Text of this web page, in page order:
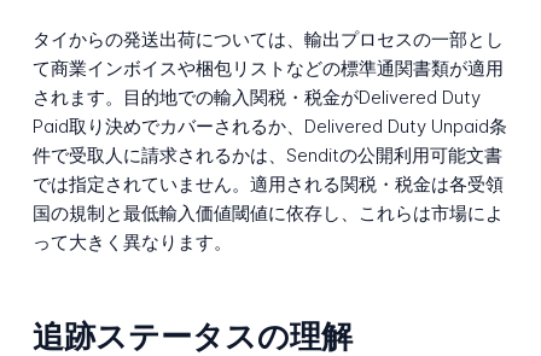
タイからの発送出荷については、輸出プロセスの一部とし
て商業インボイスや梱包リストなどの標準通関書類が適用
されます。目的地での輸入関税・税金がDelivered Duty
Paid取り決めでカバーされるか、Delivered Duty Unpaid条
件で受取人に請求されるかは、Senditの公開利用可能文書
では指定されていません。適用される関税・税金は各受領
国の規制と最低輸入価値閾値に依存し、これらは市場によ
って大きく異なります。
追跡ステータスの理解